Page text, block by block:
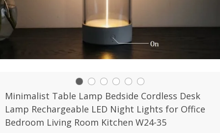
Minimalist Table Lamp Bedside Cordless Desk
Lamp Rechargeable LED Night Lights for Office
Bedroom Living Room Kitchen W24-35